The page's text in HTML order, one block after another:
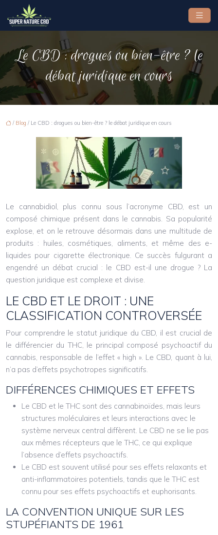
Le CBD : drogues ou bien-être ? le
débat juridique en cours
/ Blog / Le CBD : drogues ou bien-être ? le débat juridique en cours
Le cannabidiol, plus connu sous l’acronyme CBD, est un
composé chimique présent dans le cannabis. Sa popularité
explose, et on le retrouve désormais dans une multitude de
produits : huiles, cosmétiques, aliments, et même des e-
liquides pour cigarette électronique. Ce succès fulgurant a
engendré un débat crucial : le CBD est-il une drogue ? La
question juridique est complexe et divise.
LE CBD ET LE DROIT : UNE
CLASSIFICATION CONTROVERSÉE
Pour comprendre le statut juridique du CBD, il est crucial de
le différencier du THC, le principal composé psychoactif du
cannabis, responsable de l’effet « high ». Le CBD, quant à lui,
n’a pas d’effets psychotropes significatifs.
DIFFÉRENCES CHIMIQUES ET EFFETS
Le CBD et le THC sont des cannabinoïdes, mais leurs
structures moléculaires et leurs interactions avec le
système nerveux central diffèrent. Le CBD ne se lie pas
aux mêmes récepteurs que le THC, ce qui explique
l’absence d’effets psychoactifs.
Le CBD est souvent utilisé pour ses effets relaxants et
anti-inflammatoires potentiels, tandis que le THC est
connu pour ses effets psychoactifs et euphorisants.
LA CONVENTION UNIQUE SUR LES
STUPÉFIANTS DE 1961